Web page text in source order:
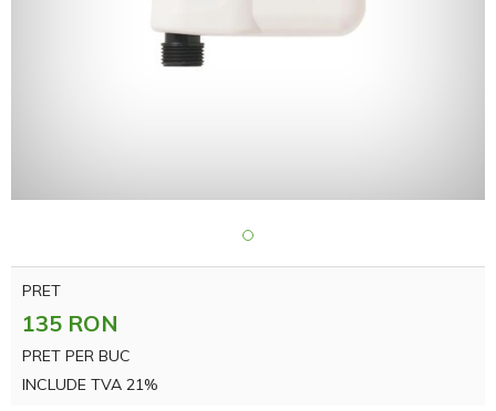
PRET
135 RON
PRET PER BUC
INCLUDE TVA 21%